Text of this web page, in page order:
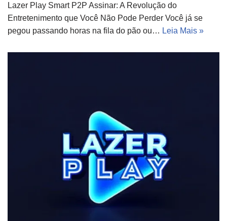
Lazer Play Smart P2P Assinar: A Revolução do
Entretenimento que Você Não Pode Perder Você já se
pegou passando horas na fila do pão ou… Leia Mais »